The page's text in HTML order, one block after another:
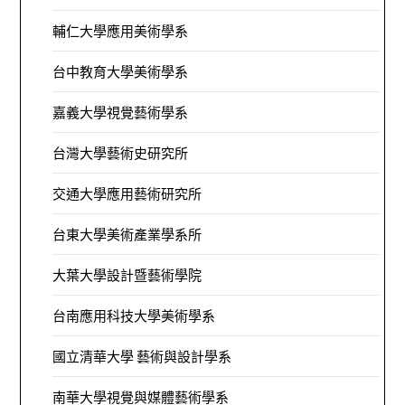
輔仁大學應用美術學系
台中教育大學美術學系
嘉義大學視覺藝術學系
台灣大學藝術史研究所
交通大學應用藝術研究所
台東大學美術產業學系所
大葉大學設計暨藝術學院
台南應用科技大學美術學系
國立清華大學 藝術與設計學系
南華大學視覺與媒體藝術學系